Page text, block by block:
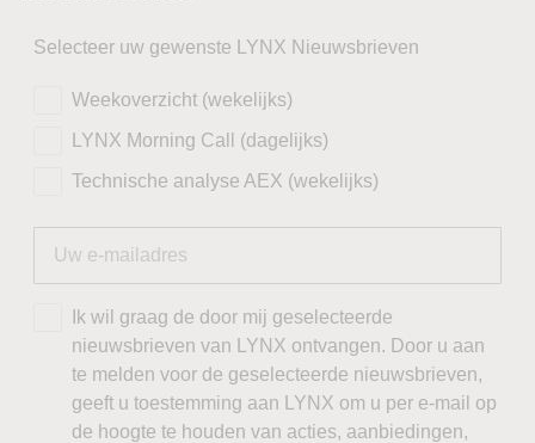
Selecteer uw gewenste LYNX Nieuwsbrieven
Weekoverzicht (wekelijks)
LYNX Morning Call (dagelijks)
Technische analyse AEX (wekelijks)
Ik wil graag de door mij geselecteerde
nieuwsbrieven van LYNX ontvangen. Door u aan
te melden voor de geselecteerde nieuwsbrieven,
geeft u toestemming aan LYNX om u per e-mail op
de hoogte te houden van acties, aanbiedingen,